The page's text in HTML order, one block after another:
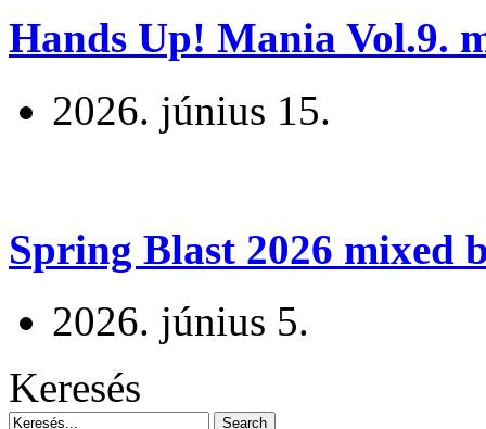
Hands Up! Mania Vol.9.
2026. június 15.
Spring Blast 2026 mixed
2026. június 5.
Keresés